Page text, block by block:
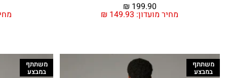
מחיר מועדון: ₪ 149.93
₪ 199.90
משתתף
במבצע
משתתף
במבצע